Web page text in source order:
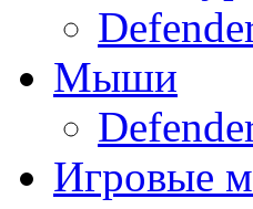
Мыши
Игровые